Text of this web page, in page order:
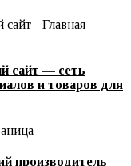
сайт — сеть
и товаров для
производитель